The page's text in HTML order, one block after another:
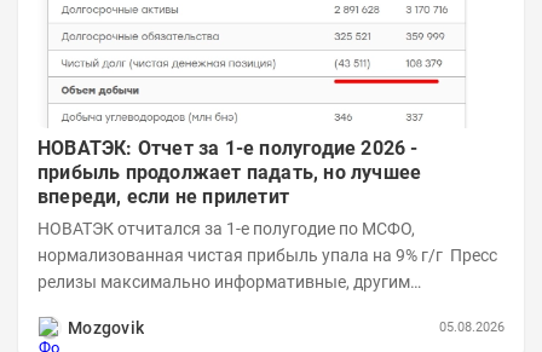
НОВАТЭК: Отчет за 1-е полугодие 2026 -
прибыль продолжает падать, но лучшее
впереди, если не прилетит
НОВАТЭК отчитался за 1-е полугодие по МСФО,
нормализованная чистая прибыль упала на 9% г/г Пресс
релизы максимально информативные, другим
Mozgovik
05.08.2026